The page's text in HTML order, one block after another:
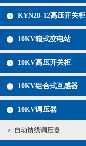
KYN28-12高压开关柜
10KV箱式变电站
10KV高压开关柜
10KV组合式互感器
10KV调压器
自动馈线调压器